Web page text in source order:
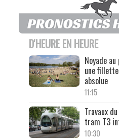
D'HEURE EN HEURE
Noyade
une
absolue
11:15
Travaux
tram T3
10:30